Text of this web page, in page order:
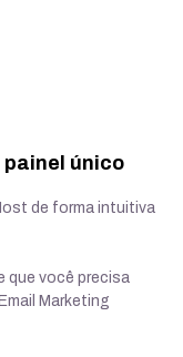
painel único
de forma intuitiva
que você precisa
Marketing